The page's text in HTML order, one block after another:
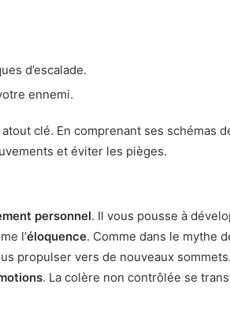
d’escalade.
ennemi.
clé. En comprenant ses schémas
et éviter les pièges.
personnel. Il vous pousse à
l’éloquence. Comme dans le mythe
propulser vers de nouveaux sommets.
. La colère non contrôlée se